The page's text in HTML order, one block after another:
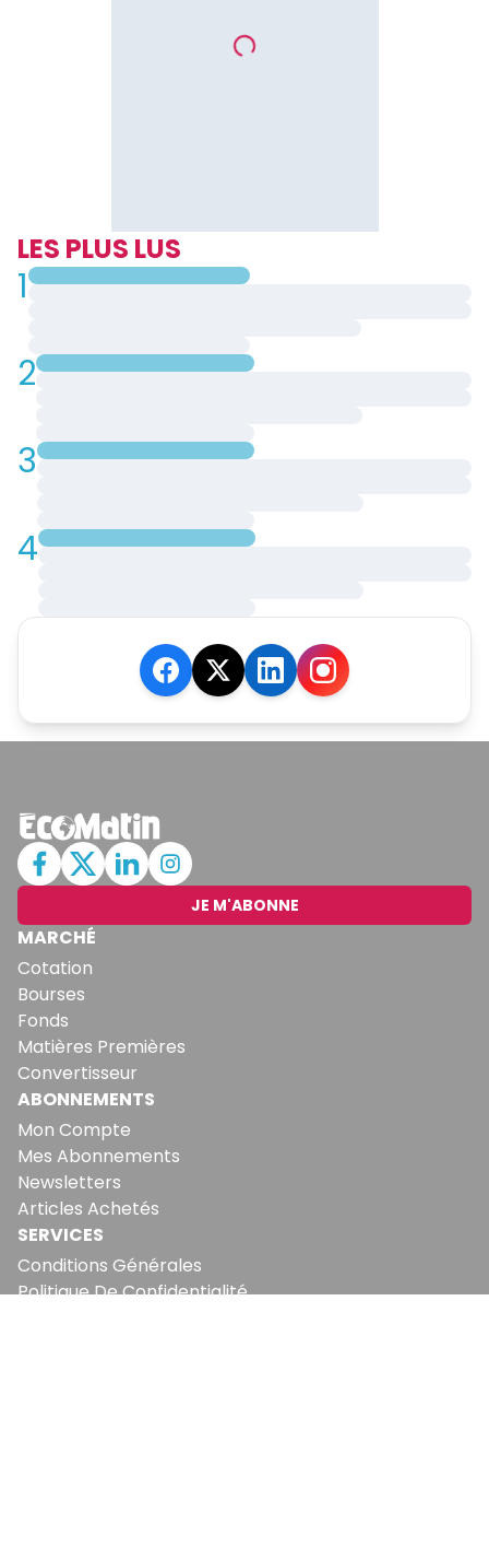
LES PLUS LUS
1
2
3
4
JE M'ABONNE
MARCHÉ
Cotation
Bourses
Fonds
Matières Premières
Convertisseur
ABONNEMENTS
Mon Compte
Mes Abonnements
Newsletters
Articles Achetés
SERVICES
Conditions Générales
Politique De Confidentialité